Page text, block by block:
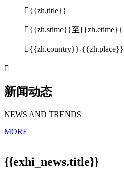
{{zh.title}}
{{zh.stime}}至{{zh.etime}}
{{zh.country}}-{{zh.place}}

新闻动态
NEWS AND TRENDS
MORE
{{exhi_news.title}}